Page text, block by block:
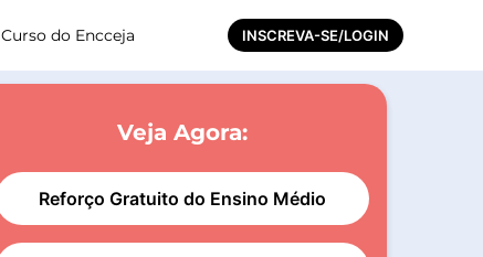
Curso do Encceja INSCREVA-SE/LOGIN
Veja Agora:
Reforço Gratuito do Ensino Médio